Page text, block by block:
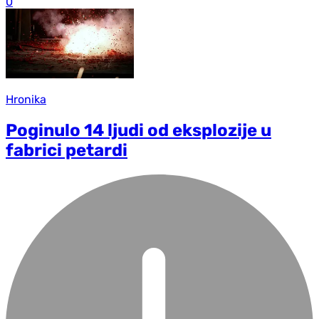
Hronika
Poginulo 14 ljudi od eksplozije u
fabrici petardi